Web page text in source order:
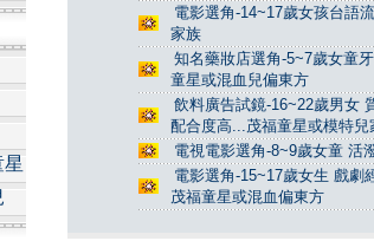
電影選角-14~17歲女孩台語
家族
知名藥妝店選角-5~7歲女童
童星或混血兒偏東方
飲料廣告試鏡-16~22歲男女
配合度高...茂福童星或模特兒
電視電影選角-8~9歲女童 活
電影選角-15~17歲女生 戲劇
茂福童星或混血偏東方